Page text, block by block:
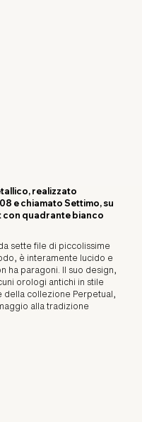
realizzato
e chiamato Settimo, su
con quadrante bianco
sette file di piccolissime
è interamente lucido e
ha paragoni. Il suo design,
orologi antichi in stile
collezione Perpetual,
alla tradizione